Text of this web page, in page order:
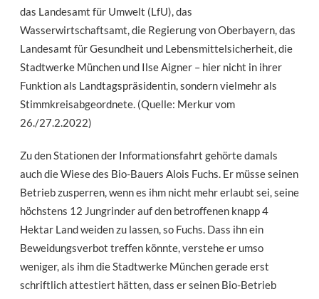
das Landesamt für Umwelt (LfU), das
Wasserwirtschaftsamt, die Regierung von Oberbayern, das
Landesamt für Gesundheit und Lebensmittelsicherheit, die
Stadtwerke München und Ilse Aigner – hier nicht in ihrer
Funktion als Landtagspräsidentin, sondern vielmehr als
Stimmkreisabgeordnete. (Quelle: Merkur vom
26./27.2.2022)
Zu den Stationen der Informationsfahrt gehörte damals
auch die Wiese des Bio-Bauers Alois Fuchs. Er müsse seinen
Betrieb zusperren, wenn es ihm nicht mehr erlaubt sei, seine
höchstens 12 Jungrinder auf den betroffenen knapp 4
Hektar Land weiden zu lassen, so Fuchs. Dass ihn ein
Beweidungsverbot treffen könnte, verstehe er umso
weniger, als ihm die Stadtwerke München gerade erst
schriftlich attestiert hätten, dass er seinen Bio-Betrieb